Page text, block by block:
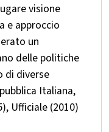
visione
e approccio
un
delle politiche
di diverse
Italiana,
Ufficiale (2010)